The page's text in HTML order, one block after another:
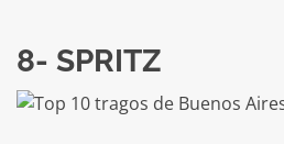
8- SPRITZ